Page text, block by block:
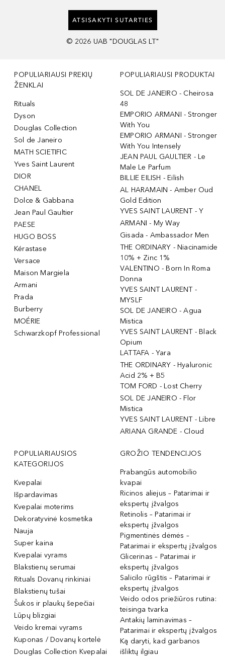
ATSISAKYTI SUTARTIES
© 2026 UAB "DOUGLAS LT"
POPULIARIAUSI PREKIŲ
ŽENKLAI
Rituals
Dyson
Douglas Collection
Sol de Janeiro
MATH SCIETIFIC
Yves Saint Laurent
DIOR
CHANEL
Dolce & Gabbana
Jean Paul Gaultier
PAESE
HUGO BOSS
Kérastase
Versace
Maison Margiela
Armani
Prada
Burberry
MOÉRIE
Schwarzkopf Professional
POPULIARIAUSI PRODUKTAI
SOL DE JANEIRO - Cheirosa
48
EMPORIO ARMANI - Stronger
With You
EMPORIO ARMANI - Stronger
With You Intensely
JEAN PAUL GAULTIER - Le
Male Le Parfum
BILLIE EILISH - Eilish
AL HARAMAIN - Amber Oud
Gold Edition
YVES SAINT LAURENT - Y
ARMANI - My Way
Gisada - Ambassador Men
THE ORDINARY - Niacinamide
10% + Zinc 1%
VALENTINO - Born In Roma
Donna
YVES SAINT LAURENT -
MYSLF
SOL DE JANEIRO - Agua
Mistica
YVES SAINT LAURENT - Black
Opium
LATTAFA - Yara
THE ORDINARY - Hyaluronic
Acid 2% + B5
TOM FORD - Lost Cherry
SOL DE JANEIRO - Flor
Mistica
YVES SAINT LAURENT - Libre
ARIANA GRANDE - Cloud
POPULIARIAUSIOS
KATEGORIJOS
Kvepalai
Išpardavimas
Kvepalai moterims
Dekoratyvinė kosmetika
Nauja
Super kaina
Kvepalai vyrams
Blakstienų serumai
Rituals Dovanų rinkiniai
Blakstienų tušai
Šukos ir plaukų šepečiai
Lūpų blizgiai
Veido kremai vyrams
Kuponas / Dovanų kortelė
Douglas Collection Kvepalai
GROŽIO TENDENCIJOS
Prabangūs automobilio
kvapai
Ricinos aliejus – Patarimai ir
ekspertų įžvalgos
Retinolis – Patarimai ir
ekspertų įžvalgos
Pigmentinės dėmės –
Patarimai ir ekspertų įžvalgos
Glicerinas – Patarimai ir
ekspertų įžvalgos
Salicilo rūgštis – Patarimai ir
ekspertų įžvalgos
Veido odos priežiūros rutina:
teisinga tvarka
Antakių laminavimas –
Patarimai ir ekspertų įžvalgos
Ką daryti, kad garbanos
išliktų ilgiau